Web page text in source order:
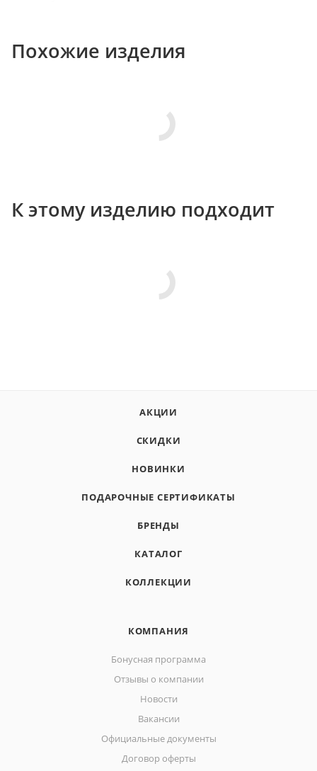
Похожие изделия
К этому изделию подходит
АКЦИИ
СКИДКИ
НОВИНКИ
ПОДАРОЧНЫЕ СЕРТИФИКАТЫ
БРЕНДЫ
КАТАЛОГ
КОЛЛЕКЦИИ
КОМПАНИЯ
Бонусная программа
Отзывы о компании
Новости
Вакансии
Официальные документы
Договор оферты